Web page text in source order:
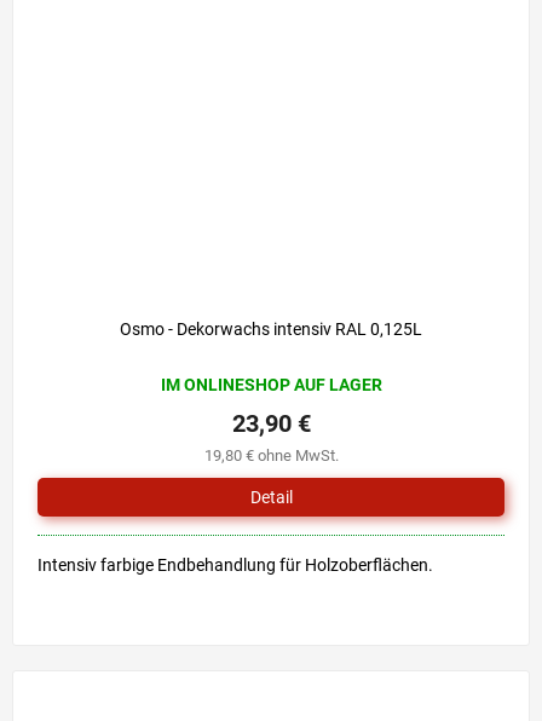
Osmo - Dekorwachs intensiv RAL 0,125L
IM ONLINESHOP AUF LAGER
19,80 € ohne MwSt.
23,90 €
Detail
Intensiv farbige Endbehandlung für Holzoberflächen.